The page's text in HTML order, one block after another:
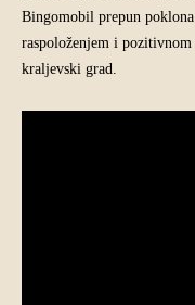
Bingomobil prepun
raspoloženjem i
kraljevski grad.